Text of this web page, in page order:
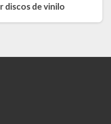
discos de vinilo